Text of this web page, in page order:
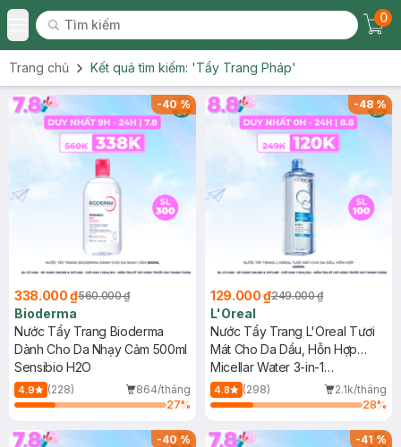
Toggle Menu
Tìm kiếm
Tìm kiếm
0
Trang chủ Kết quả tìm kiếm: 'Tẩy Trang Pháp'
-40%
338.000 ₫560.000 ₫
Bioderma
Nước Tẩy Trang Bioderma
Dành Cho Da Nhạy Cảm 500ml
Sensibio H2O
4.9 (228)
864/tháng
27%
-48%
129.000 ₫249.000 ₫
L'Oreal
Nước Tẩy Trang L'Oreal Tươi
Mát Cho Da Dầu, Hỗn Hợp
400ml
Micellar Water 3-in-1
Refreshing Even For Sensitive
Skin
4.8 (298)
2.1k/tháng
28%
-40% -41%